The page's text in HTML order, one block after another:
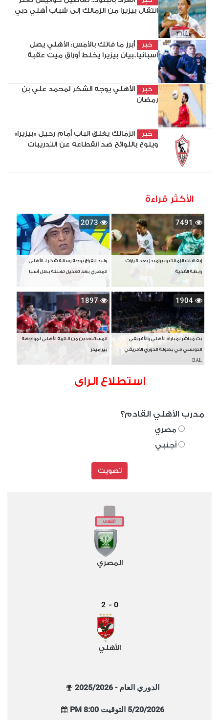
انتقال بيزيرا من الزمالك إلى شباب أهلي دبي
خبر
أبرز ما فاتك بالأمس: الأهلي يصل
اسبانيا..بيان بيزيرا يخلط أوراق ميت عقبة
خبر
الأهلي يوجه الشكر لمحمد علي بن
رمضان
خبر
الزمالك يغلق الباب أمام رحيل «بيزيرا»
ويلوح باللوائح ضد انقطاعه عن التدريبات
الأكثر قراءة
7491
إيقافات الزمالك وبيراميدز بعد قرارات
رابطة الأندية
2073
وليد الفراج يوجه رسالة شكر لـ الأهلي
المصري بعد تعديل تهنئة بطل آسيا
1904
بث مباشر لمباراة الأهلي والأفريقي
التونسي في بطولة الدوري الأفريقي
BAL
1897
المستبعدين من قائمة الأهلي لمواجهة
بيراميدز
استطلاع الراى
مدرب الأهلي القادم؟
مصري
أجنبي
تصويت
المصري
0
-
2
الأهلي
الدوري العام - 2025/2026
5/20/2026 التوقيت 8:00 PM